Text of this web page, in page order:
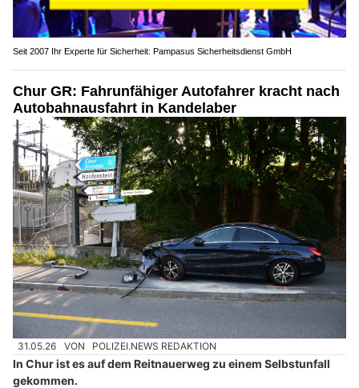
Seit 2007 Ihr Experte für Sicherheit: Pampasus Sicherheitsdienst GmbH
Chur GR: Fahrunfähiger Autofahrer kracht nach
Autobahnausfahrt in Kandelaber
31.05.26 VON POLIZEI.NEWS REDAKTION
In Chur ist es auf dem Reitnauerweg zu einem Selbstunfall
gekommen.